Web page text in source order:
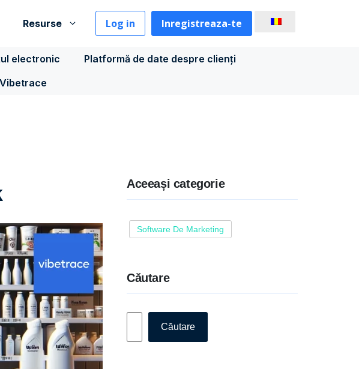
Resurse Log in Inregistreaza-te
electronic
Platformă de date despre clienți
Vibetrace
Aceeași categorie
Software De Marketing
Căutare
Căutare